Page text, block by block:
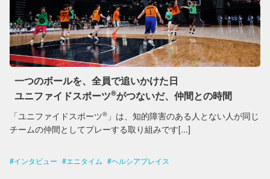
一つのボールを、全員で追いかけた日
ユニファイドスポーツ®︎がつないだ、仲間との時間
「ユニファイドスポーツ®︎ 」は、知的障害のある人とない人が同じ
チームの仲間としてプレーする取り組みです[...]
インタビュー エニタイム ヘルシアプレイス